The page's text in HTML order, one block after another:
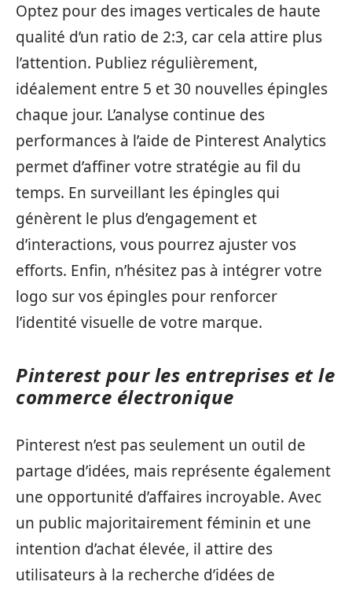
Optez pour des images verticales de haute
qualité d’un ratio de 2:3, car cela attire plus
l’attention. Publiez régulièrement,
idéalement entre 5 et 30 nouvelles épingles
chaque jour. L’analyse continue des
performances à l’aide de Pinterest Analytics
permet d’affiner votre stratégie au fil du
temps. En surveillant les épingles qui
génèrent le plus d’engagement et
d’interactions, vous pourrez ajuster vos
efforts. Enfin, n’hésitez pas à intégrer votre
logo sur vos épingles pour renforcer
l’identité visuelle de votre marque.
Pinterest pour les entreprises et le
commerce électronique
Pinterest n’est pas seulement un outil de
partage d’idées, mais représente également
une opportunité d’affaires incroyable. Avec
un public majoritairement féminin et une
intention d’achat élevée, il attire des
utilisateurs à la recherche d’idées de